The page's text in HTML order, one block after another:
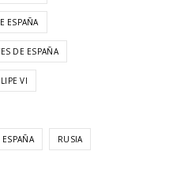
ESPAÑA
DE ESPAÑA
VI
RUSIA